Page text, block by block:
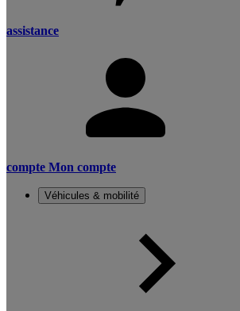
assistance
compte Mon compte
Véhicules & mobilité